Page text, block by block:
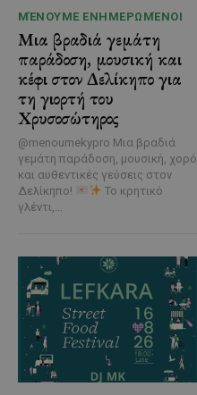
ΜΈΝΟΥΜΕ ΕΝΗΜΕΡΩΜΈΝΟΙ
Μια βραδιά γεμάτη
παράδοση, μουσική και
κέφι στον Δελίκηπο για
τη γιορτή του
Χρυσοσώτηρος
@menoumekypro Μια βραδιά
γεμάτη παράδοση, μουσική, χορό
και αυθεντικές γεύσεις στον
Δελίκηπο!
Το κρητικό
γλέντι,...